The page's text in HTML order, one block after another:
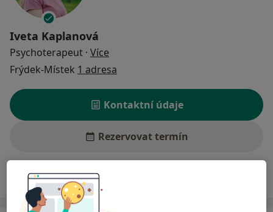
Iveta Kaplanová
Psychoterapeut · Více
Frýdek-Místek 1 adresa
Kontaktní údaje
Rezervovat termín
Zkušenosti Ceník